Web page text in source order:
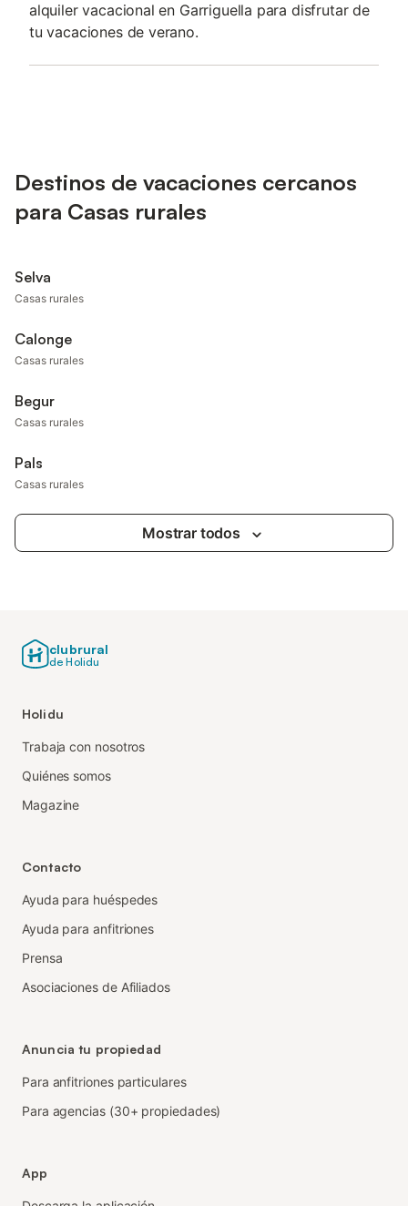
alquiler vacacional en Garriguella para disfrutar de
tu vacaciones de verano.
Destinos de vacaciones cercanos
para Casas rurales
Selva
Casas rurales
Calonge
Casas rurales
Begur
Casas rurales
Pals
Casas rurales
Mostrar todos
clubrural
de Holidu
Holidu
Trabaja con nosotros
Quiénes somos
Magazine
Contacto
Ayuda para huéspedes
Ayuda para anfitriones
Prensa
Asociaciones de Afiliados
Anuncia tu propiedad
Para anfitriones particulares
Para agencias (30+ propiedades)
App